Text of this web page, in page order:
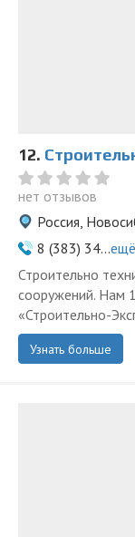
12.
нет отзывов
Россия,
8 (383) 34...ещё
Строительно
сооружений. Нам
«Строительно-
Узнать больше